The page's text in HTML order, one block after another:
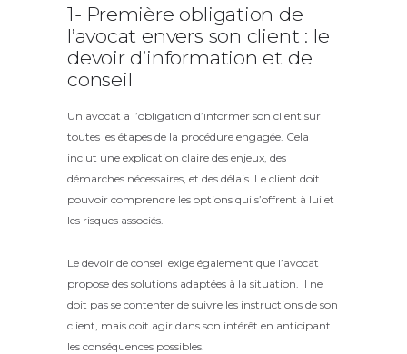
1- Première obligation de
l’avocat envers son client : le
devoir d’information et de
conseil
Un avocat a l’obligation d’informer son client sur
toutes les étapes de la procédure engagée. Cela
inclut une explication claire des enjeux, des
démarches nécessaires, et des délais. Le client doit
pouvoir comprendre les options qui s’offrent à lui et
les risques associés.
Le devoir de conseil exige également que l’avocat
propose des solutions adaptées à la situation. Il ne
doit pas se contenter de suivre les instructions de son
client, mais doit agir dans son intérêt en anticipant
les conséquences possibles.